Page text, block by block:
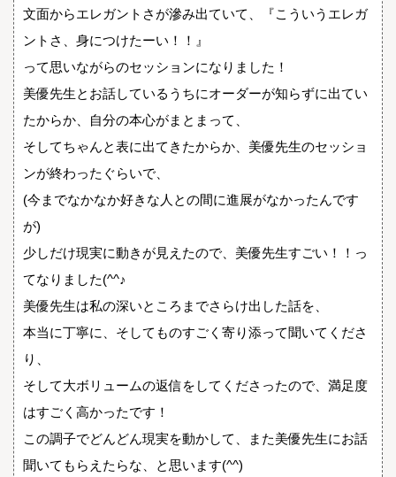
文面からエレガントさが滲み出ていて、『こういうエレガ
ントさ、身につけたーい！！』
って思いながらのセッションになりました！
美優先生とお話しているうちにオーダーが知らずに出てい
たからか、自分の本心がまとまって、
そしてちゃんと表に出てきたからか、美優先生のセッショ
ンが終わったぐらいで、
(今までなかなか好きな人との間に進展がなかったんです
が)
少しだけ現実に動きが見えたので、美優先生すごい！！っ
てなりました(^^♪
美優先生は私の深いところまでさらけ出した話を、
本当に丁寧に、そしてものすごく寄り添って聞いてくださ
り、
そして大ボリュームの返信をしてくださったので、満足度
はすごく高かったです！
この調子でどんどん現実を動かして、また美優先生にお話
聞いてもらえたらな、と思います(^^)